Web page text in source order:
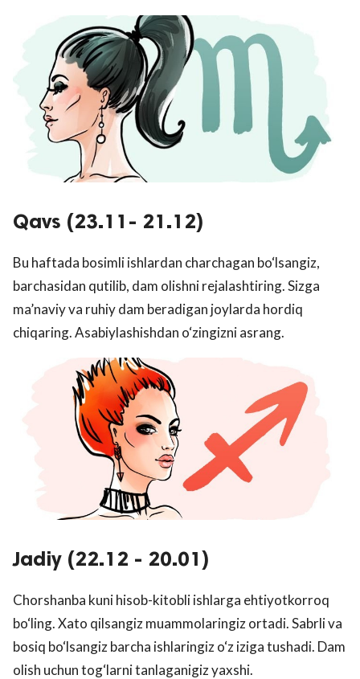
Qavs (23.11- 21.12)
Bu haftada bosimli ishlardan charchagan bo‘lsangiz,
barchasidan qutilib, dam olishni rejalashtiring. Sizga
ma’naviy va ruhiy dam beradigan joylarda hordiq
chiqaring. Asabiylashishdan o‘zingizni asrang.
Jadiy (22.12 - 20.01)
Chorshanba kuni hisob-kitobli ishlarga ehtiyotkorroq
bo‘ling. Xato qilsangiz muammolaringiz ortadi. Sabrli va
bosiq bo‘lsangiz barcha ishlaringiz o‘z iziga tushadi. Dam
olish uchun tog‘larni tanlaganigiz yaxshi.